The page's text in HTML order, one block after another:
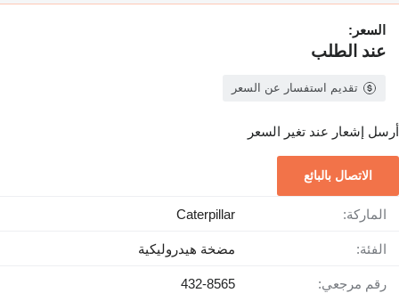
السعر:
عند الطلب
تقديم استفسار عن السعر
أرسل إشعار عند تغير السعر
الاتصال بالبائع
الماركة: Caterpillar
الفئة: مضخة هيدروليكية
رقم مرجعي: 432-8565